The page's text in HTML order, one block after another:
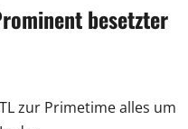
besetzter
zur Primetime alles um